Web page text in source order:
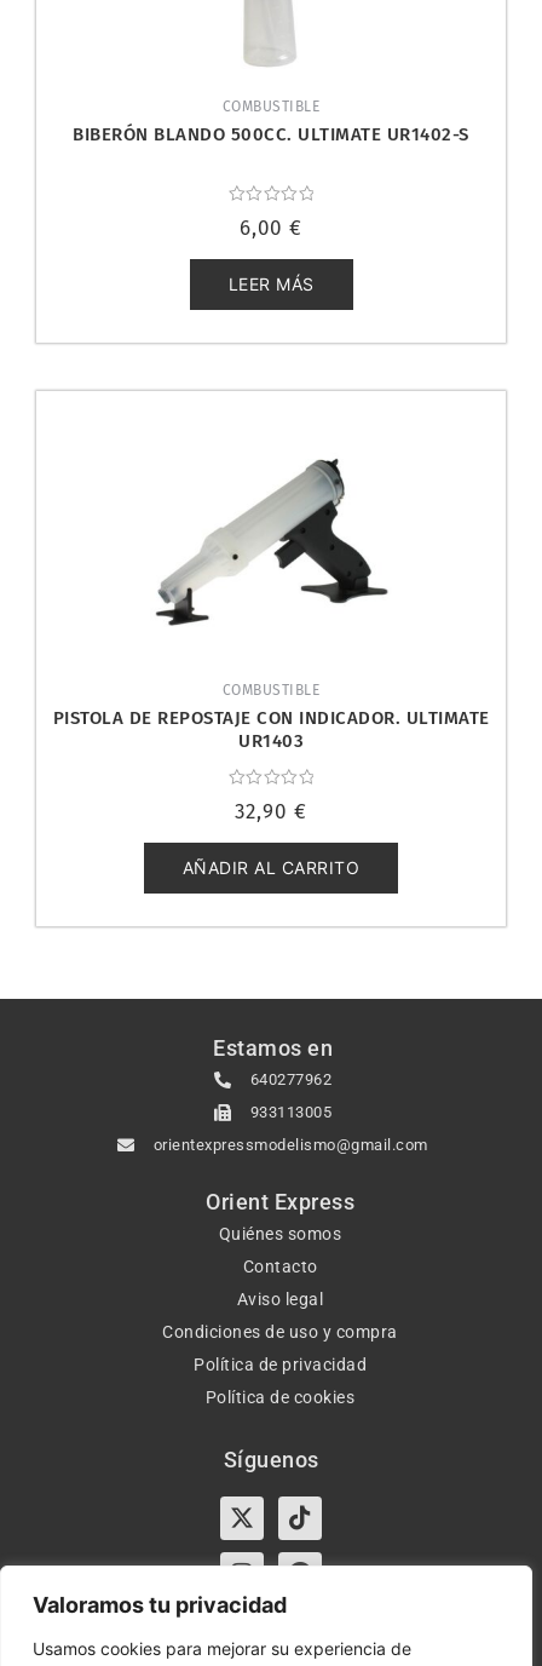
Valoramos tu privacidad
Usamos cookies para mejorar su experiencia de
COMBUSTIBLE
BIBERÓN BLANDO 500CC. ULTIMATE UR1402-S
con
de
5
6,00 €
LEER MÁS
COMBUSTIBLE
PISTOLA DE REPOSTAJE CON INDICADOR. ULTIMATE
UR1403
con
de
5
32,90 €
AÑADIR AL CARRITO
Estamos en
640277962
933113005
orientexpressmodelismo@gmail.com
Orient Express
Quiénes somos
Contacto
Aviso legal
Condiciones de uso y compra
Política de privacidad
Política de cookies
Síguenos
X-
twitter
Tiktok
InstagramFacebook